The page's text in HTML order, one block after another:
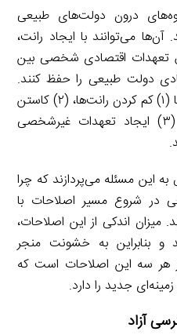
درون دولت‌های طبیعی
می‌توانند با ایجاد رانت،
تعهدات اقتصادی شخصی بین
دولت طبیعی را حفظ کنند.
آنان این انتخاب را نیز دارند که با (۱) کم کردن رانت‌ها، (۲) کاستن
از محدودیت‌های دسترسی و (۳) ایجاد تعهدات غیرشخصی
این مسئله می‌پردازند که چرا
در شروع مسیر اصلاحات با
اندکی از این اصلاحات،
بنابراین به خشونت منجر
هر سه این اصلاحات است که
جدید را دارد.
آزاد